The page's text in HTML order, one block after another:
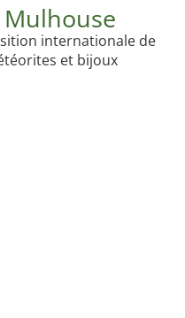
internationale de
et bijoux